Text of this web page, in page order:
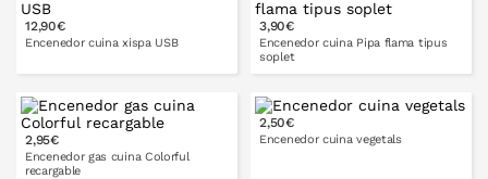
A LA CISTELLA A LA CISTELLA
12,90€
Encenedor cuina xispa USB
A LA CISTELLA
3,90€
Encenedor cuina Pipa flama tipus
soplet
A LA CISTELLA
2,95€
Encenedor gas cuina Colorful
recargable
2,50€
Encenedor cuina vegetals